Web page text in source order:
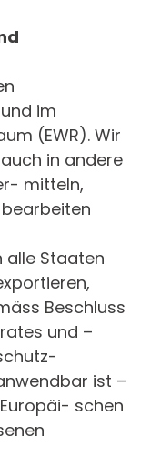
im
(EWR). Wir
in andere
mitteln,
alle Staaten
Beschluss
und –
ist –
schen